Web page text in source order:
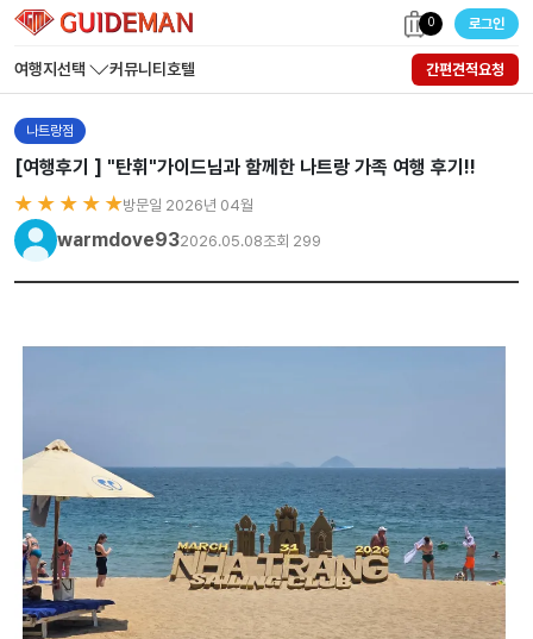
0 로그인
여행지선택 커뮤니티 호텔 간편견적요청
나트랑점
[여행후기 ] "탄휘"가이드님과 함께한 나트랑 가족 여행 후기!!
★ ★ ★ ★ ★방문일 2026년 04월
warmdove932026.05.08조회 299